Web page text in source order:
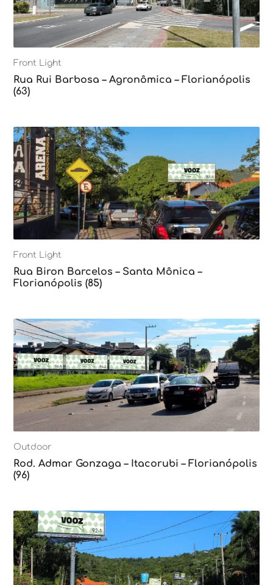
Front Light
Rua Rui Barbosa – Agronômica – Florianópolis
(63)
Front Light
Rua Biron Barcelos – Santa Mônica –
Florianópolis (85)
Outdoor
Rod. Admar Gonzaga – Itacorubi – Florianópolis
(96)